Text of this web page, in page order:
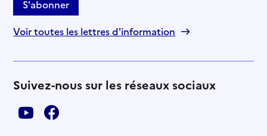
S'abonner
Voir toutes les lettres d'information
Suivez-nous sur les réseaux sociaux